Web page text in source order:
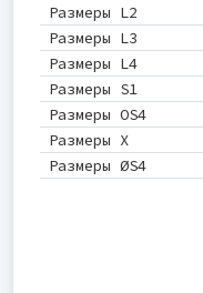
Размеры L2
Размеры L3
Размеры L4
Размеры S1
Размеры OS4
Размеры X
Размеры ØS4